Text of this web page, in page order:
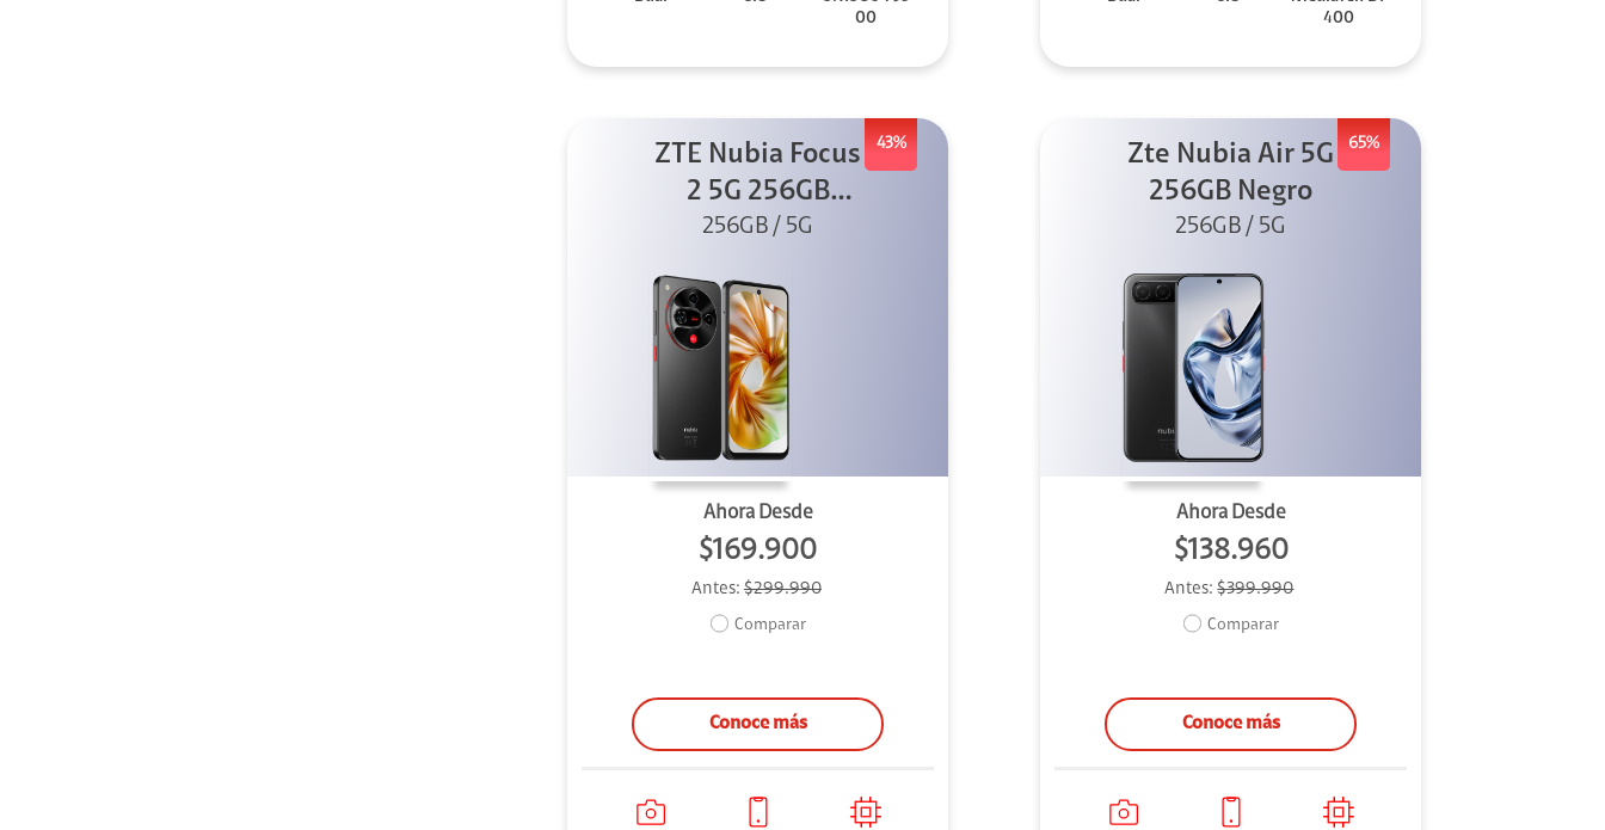
00
400
43%
ZTE Nubia Focus
2 5G 256GB
Negro
256GB / 5G
Ahora Desde
$169.900
Antes: $299.990
Comparar
Conoce más
65%
Zte Nubia Air 5G
256GB Negro
256GB / 5G
Ahora Desde
$138.960
Antes:$399.990
Comparar
Conoce más